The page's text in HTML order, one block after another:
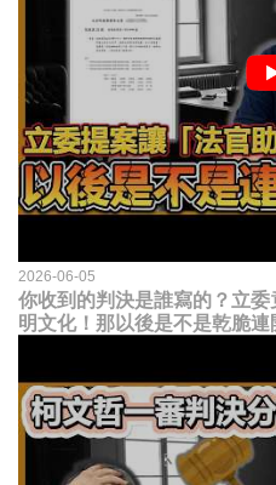
2026-06-05
你收到的判決是誰寫的？立委
明文化！那以後是不是乾脆連